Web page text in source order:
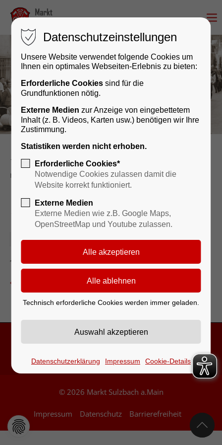
Kultur & Geschichte
Veranstaltungskalender
reader
1.Mai Grillfest - SPD OV
01.05.2026
Grillplatz
Zurück zur Eventübersicht
© 2026 Markt Sulzbach a.Main
Impressum Datenschutz Barrierefreiheit
Datenschutzeinstellungen
Unsere Website verwendet folgende Cookies um
Ihnen ein optimales Webseiten-Erlebnis zu bieten:
Erforderliche Cookies sind für die
Grundfunktionen nötig.
Externe Medien zur Anzeige von eingebettetem
Inhalt (z. B. Videos, Karten usw.) benötigen wir Ihre
Zustimmung.
Statistiken werden nicht erhoben.
Erforderliche Cookies*
Notwendige Cookies zulassen damit die
Website korrekt funktioniert.
Externe Medien
Externe Medien wie z.B. Google Maps,
OpenStreetMap und Youtube zulassen.
Technisch erforderliche Cookies werden immer geladen.
Datenschutzerklärung Impressum Cookie-Details